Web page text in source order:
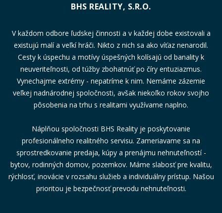
BHS REALITY, S.R.O.
V každom odbore ľudskej činnosti a v každej dobe existovali a
existujú malí a veľkí hráči. Nikto z nich sa ako víťaz nenarodil.
Cesty k úspechu a motívy úspešných kolísajú od banality k
neuveriteľnosti, od túžby zbohatnúť po číry entuziazmus.
Vynechajme extrémy - nepatríme k nim. Nemáme zázemie
veľkej nadnárodnej spoločnosti, avšak niekoľko rokov svojho
pôsobenia na trhu s realitami využívame naplno.
Náplňou spoločnosti BHS Reality je poskytovanie
profesionálneho realitného servisu. Zameriavame sa na
sprostredkovanie predaja, kúpy a prenájmu nehnuteľností -
bytov, rodinných domov, pozemkov. Máme slabosť pre kvalitu,
rýchlosť, inovácie v rozsahu služieb a individuálny prístup. Našou
prioritou je bezpečnosť prevodu nehnuteľnosti.